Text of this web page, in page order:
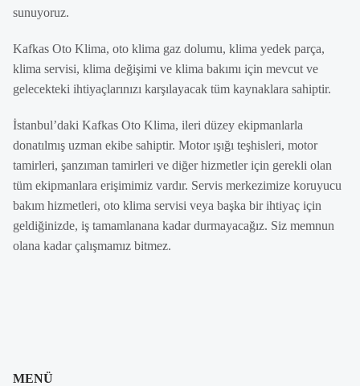
sunuyoruz.
Kafkas Oto Klima, oto klima gaz dolumu, klima yedek parça,
klima servisi, klima değişimi ve klima bakımı için mevcut ve
gelecekteki ihtiyaçlarınızı karşılayacak tüm kaynaklara sahiptir.
İstanbul’daki Kafkas Oto Klima, ileri düzey ekipmanlarla
donatılmış uzman ekibe sahiptir. Motor ışığı teşhisleri, motor
tamirleri, şanzıman tamirleri ve diğer hizmetler için gerekli olan
tüm ekipmanlara erişimimiz vardır. Servis merkezimize koruyucu
bakım hizmetleri, oto klima servisi veya başka bir ihtiyaç için
geldiğinizde, iş tamamlanana kadar durmayacağız. Siz memnun
olana kadar çalışmamız bitmez.
MENÜ